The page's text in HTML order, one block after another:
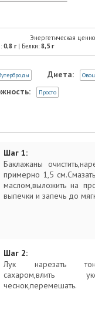
Энергетическая
0,8 г| Белки: 8,5 г
Диета:
Просто
Шаг 1:
Баклажаны
примерно 1,5
маслом,выложить на
выпечки и запечь до
Шаг 2:
Лук нарезать
сахаром,влить
чеснок,перемешать.